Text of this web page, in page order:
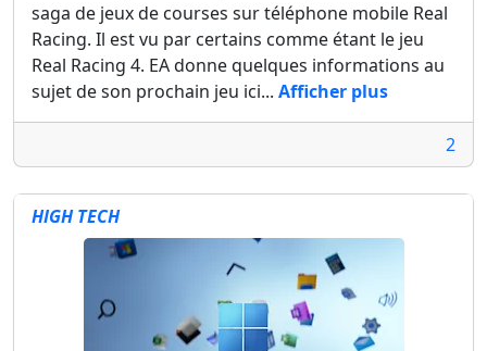
saga de jeux de courses sur téléphone mobile Real
Racing. Il est vu par certains comme étant le jeu
Real Racing 4. EA donne quelques informations au
sujet de son prochain jeu ici... Afficher plus
2
HIGH TECH